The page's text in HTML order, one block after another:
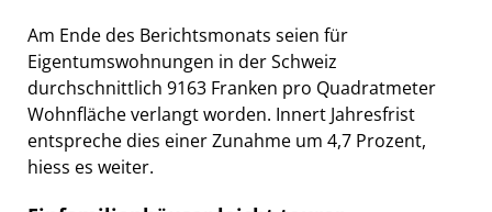
Am Ende des Berichtsmonats seien für
Eigentumswohnungen in der Schweiz
durchschnittlich 9163 Franken pro Quadratmeter
Wohnfläche verlangt worden. Innert Jahresfrist
entspreche dies einer Zunahme um 4,7 Prozent,
hiess es weiter.